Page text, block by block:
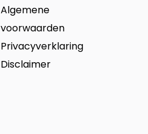
Algemene
voorwaarden
Privacyverklaring
Disclaimer